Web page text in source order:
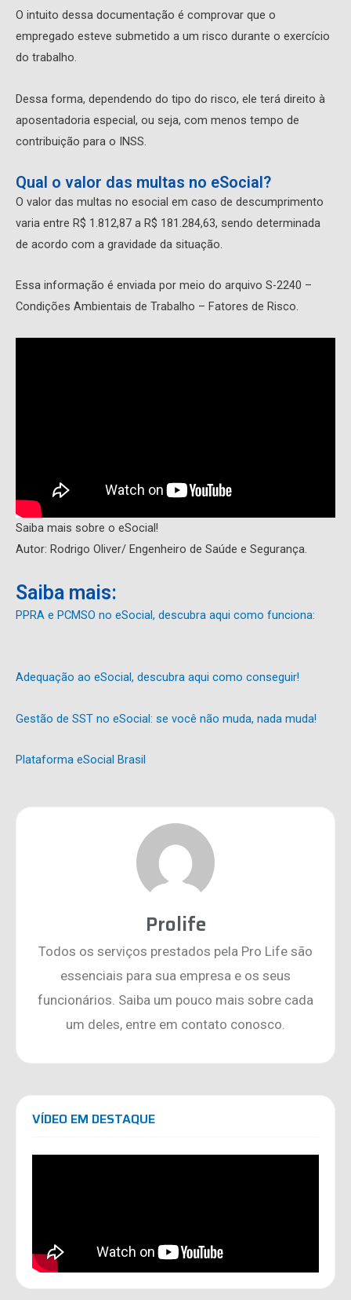
O intuito dessa documentação é comprovar que o
empregado esteve submetido a um risco durante o exercício
do trabalho.
Dessa forma, dependendo do tipo do risco, ele terá direito à
aposentadoria especial, ou seja, com menos tempo de
contribuição para o INSS.
Qual o valor das multas no eSocial?
O valor das multas no esocial em caso de descumprimento
varia entre R$ 1.812,87 a R$ 181.284,63, sendo determinada
de acordo com a gravidade da situação.
Essa informação é enviada por meio do arquivo S-2240 –
Condições Ambientais de Trabalho – Fatores de Risco.
Saiba mais sobre o eSocial!
Autor: Rodrigo Oliver/ Engenheiro de Saúde e Segurança.
Saiba mais:
PPRA e PCMSO no eSocial, descubra aqui como funciona:
Adequação ao eSocial, descubra aqui como conseguir!
Gestão de SST no eSocial: se você não muda, nada muda!
Plataforma eSocial Brasil
Prolife
Todos os serviços prestados pela Pro Life são
essenciais para sua empresa e os seus
funcionários. Saiba um pouco mais sobre cada
um deles, entre em contato conosco.
VÍDEO EM DESTAQUE